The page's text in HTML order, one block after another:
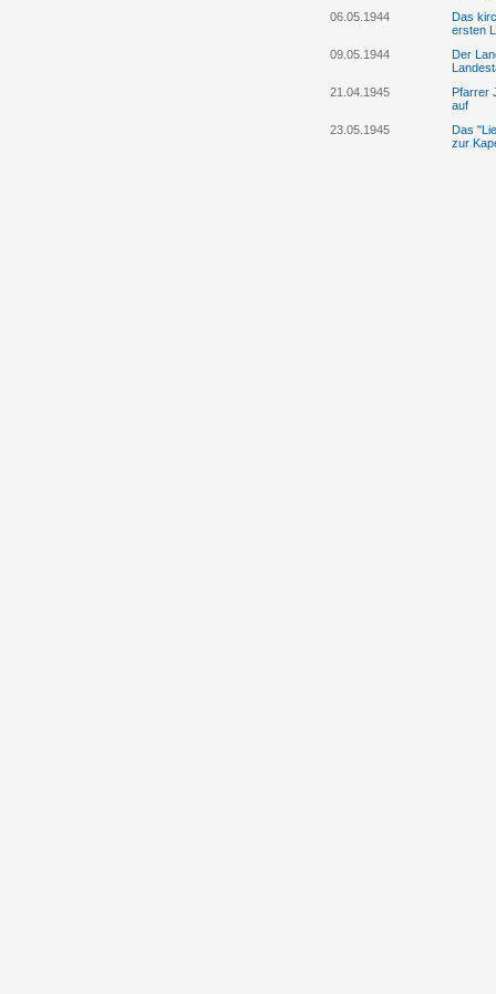
06.05.1944
Das
ersten
09.05.1944
Der
21.04.1945
Pfarrer
auf
23.05.1945
Das
zur